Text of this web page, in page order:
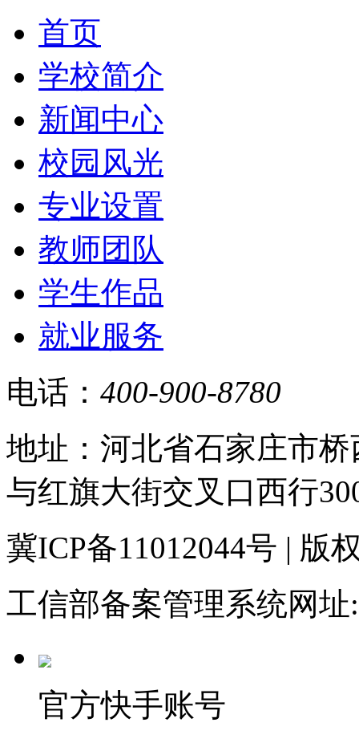
首页
学校简介
新闻中心
校园风光
专业设置
教师团队
学生作品
就业服务
电话： 400-900-8780
地址：河北省石家庄市
与红旗大街交叉口西行
冀ICP备11012044号 | 版
工信部备案管理系统网址:
官方快手账号